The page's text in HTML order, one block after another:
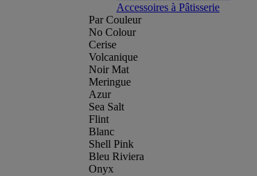
Accessoires à Pâtisserie
Par Couleur
No Colour
Cerise
Volcanique
Noir Mat
Meringue
Azur
Sea Salt
Flint
Blanc
Shell Pink
Bleu Riviera
Onyx